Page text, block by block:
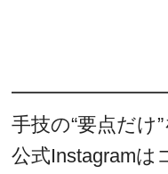
手技の“要点だけ
公式Instagramは